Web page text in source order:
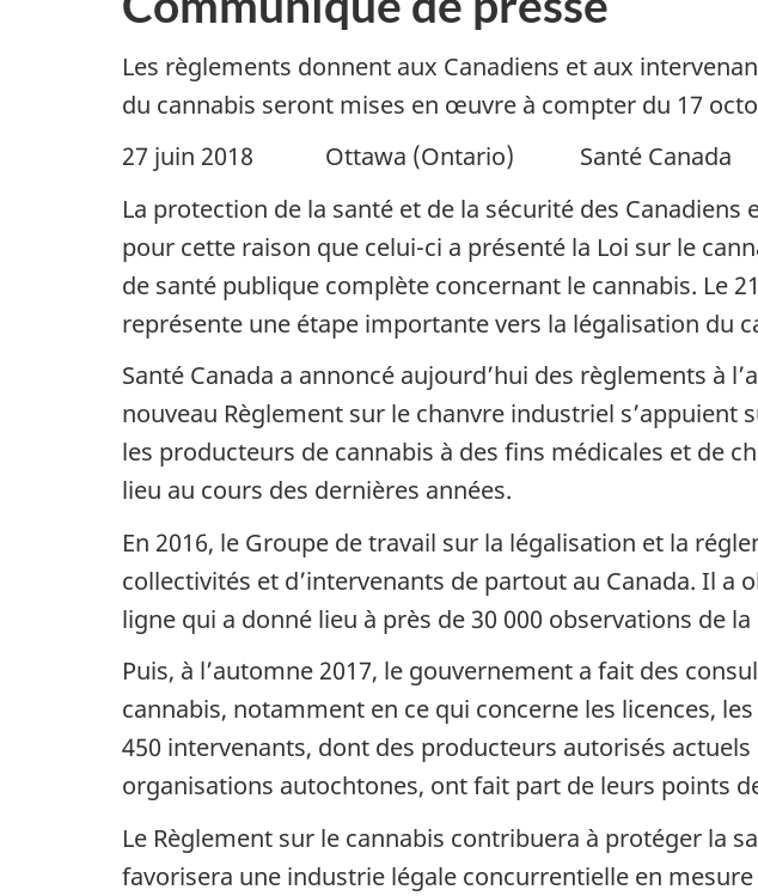
Les règlements donnent aux Canadiens et aux
du cannabis seront mises en œuvre à compter du 17
27 juin 2018 Ottawa (Ontario) Santé Canada
La protection de la santé et de la sécurité des
pour cette raison que celui-ci a présenté la Loi sur le
de santé publique complète concernant le cannabis. Le
représente une étape importante vers la légalisation du
Santé Canada a annoncé aujourd’hui des règlements à
nouveau Règlement sur le chanvre industriel
les producteurs de cannabis à des fins médicales et de
lieu au cours des dernières années.
En 2016, le Groupe de travail sur la légalisation et la
collectivités et d’intervenants de partout au Canada. Il a
ligne qui a donné lieu à près de 30 000 observations de
Puis, à l’automne 2017, le gouvernement a fait des
cannabis, notamment en ce qui concerne les licences,
450 intervenants, dont des producteurs autorisés
organisations autochtones, ont fait part de leurs points
Le Règlement sur le cannabis contribuera à protéger la
favorisera une industrie légale concurrentielle en